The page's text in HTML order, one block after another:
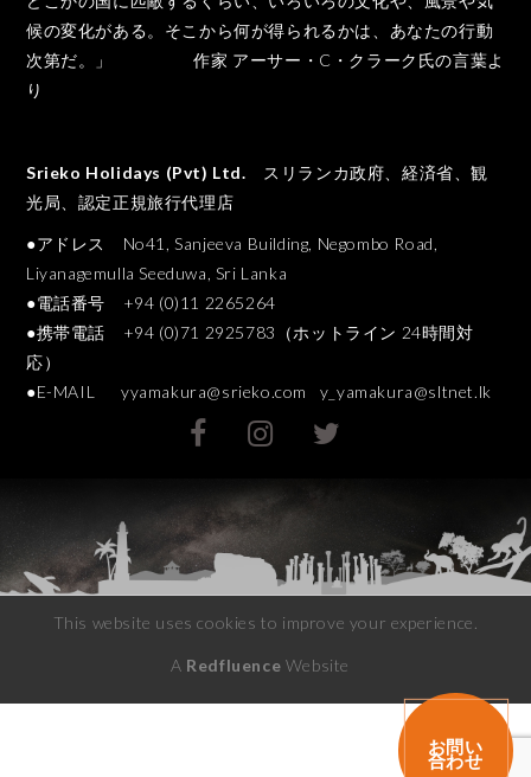
お問い
合わせ
候の変化がある。そこから何が得られるかは、あなたの行動
次第だ。」 作家 アーサー・C・クラーク氏の言葉よ
り
Srieko Holidays (Pvt) Ltd. スリランカ政府、経済省、観
光局、認定正規旅行代理店
●アドレス No41, Sanjeeva Building, Negombo Road,
Liyanagemulla Seeduwa, Sri Lanka
●電話番号 +94 (0)11 2265264
●携帯電話 +94 (0)71 2925783（ホットライン 24時間対
応）
●E-MAIL yyamakura@srieko.com y_yamakura@sltnet.lk
This website uses cookies to improve your experience.
A Redfluence Website